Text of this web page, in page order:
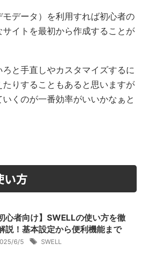
データ）を利用すれば初心者の
イトを最初から作成することが
と手直しやカスタマイズするに
りすることもあると思いますが
くのが一番効率がいいかなぁと
い方
初心者向け】SWELLの使い方を徹
説！基本設定から便利機能まで
6/5 SWELL